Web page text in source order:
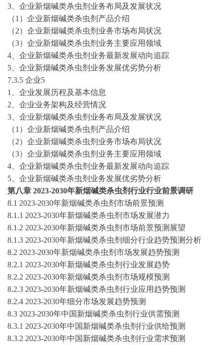
3、企业新烟碱类杀虫剂 业务布局及发展状况
（1）企业新烟碱类杀虫剂 产品介绍
（2）企业新烟碱类杀虫剂 业务市场布局状况
（3）企业新烟碱类杀虫剂 业务主要应用领域
4、企业新烟碱类杀虫剂 业务最新发展动向追踪
5、企业新烟碱类杀虫剂 业务发展优劣势分析
7.3.5 企业5
1、企业发展历程及基本信息
2、企业业务架构及经营情况
3、企业新烟碱类杀虫剂 业务布局及发展状况
（1）企业新烟碱类杀虫剂 产品介绍
（2）企业新烟碱类杀虫剂 业务市场布局状况
（3）企业新烟碱类杀虫剂 业务主要应用领域
4、企业新烟碱类杀虫剂 业务最新发展动向追踪
5、企业新烟碱类杀虫剂 业务发展优劣势分析
第八章 2023-2030年新烟碱类杀虫剂行业行业前景调研
8.1 2023-2030年新烟碱类杀虫剂 市场前景预测
8.1.1 2023-2030年新烟碱类杀虫剂 市场发展潜力
8.1.2 2023-2030年新烟碱类杀虫剂 市场前景预测展望
8.1.3 2023-2030年新烟碱类杀虫剂 细分行业趋势预测分析
8.2 2023-2030年新烟碱类杀虫剂 市场发展趋势预测
8.2.1 2023-2030年新烟碱类杀虫剂 行业发展趋势
8.2.2 2023-2030年新烟碱类杀虫剂 市场规模预测
8.2.3 2023-2030年新烟碱类杀虫剂 行业应用趋势预测
8.2.4 2023-2030年细分市场发展趋势预测
8.3 2023-2030年中国 新烟碱类杀虫剂 行业供需预测
8.3.1 2023-2030年中国 新烟碱类杀虫剂 行业供给预测
8.3.2 2023-2030年中国 新烟碱类杀虫剂 行业需求预测